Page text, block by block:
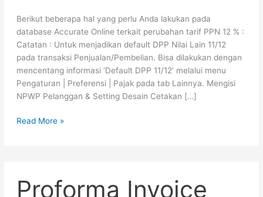
Berikut beberapa hal yang perlu Anda lakukan pada
database Accurate Online terkait perubahan tarif PPN 12 % :
Catatan : Untuk menjadikan default DPP Nilai Lain 11/12
pada transaksi Penjualan/Pembelian. Bisa dilakukan dengan
mencentang informasi ‘Default DPP 11/12’ melalui menu
Pengaturan | Preferensi | Pajak pada tab Lainnya. Mengisi
NPWP Pelanggan & Setting Desain Cetakan […]
Read More »
Proforma Invoice
Invoice
Dalam